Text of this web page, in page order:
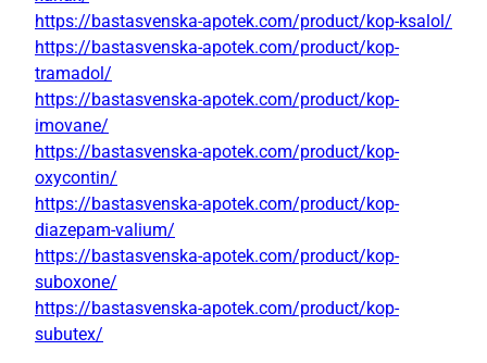
https://bastasvenska-apotek.com/product/kop-ksalol/
https://bastasvenska-apotek.com/product/kop-
tramadol/
https://bastasvenska-apotek.com/product/kop-
imovane/
https://bastasvenska-apotek.com/product/kop-
oxycontin/
https://bastasvenska-apotek.com/product/kop-
diazepam-valium/
https://bastasvenska-apotek.com/product/kop-
suboxone/
https://bastasvenska-apotek.com/product/kop-
subutex/